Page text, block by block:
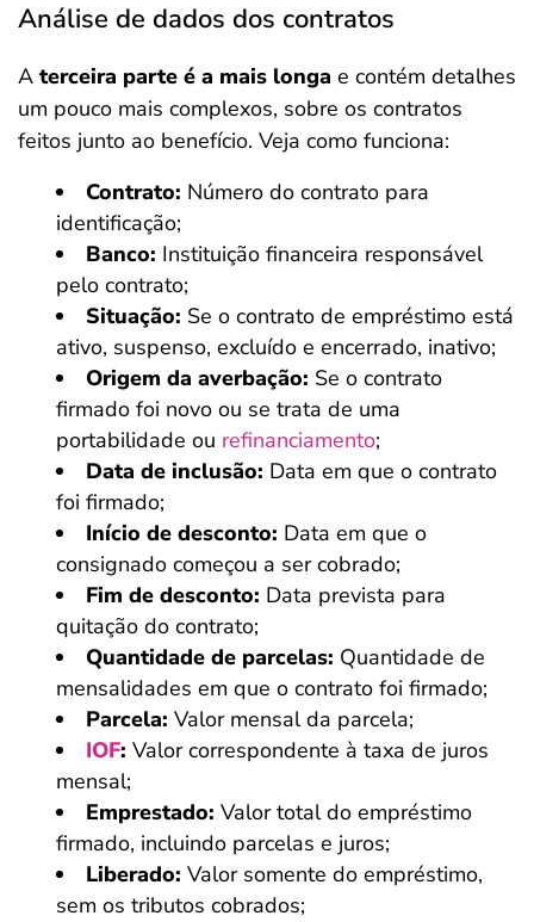
Análise de dados dos contratos
A terceira parte é a mais longa e contém detalhes
um pouco mais complexos, sobre os contratos
feitos junto ao benefício. Veja como funciona:
Contrato: Número do contrato para
identificação;
Banco: Instituição financeira responsável
pelo contrato;
Situação: Se o contrato de empréstimo está
ativo, suspenso, excluído e encerrado, inativo;
Origem da averbação: Se o contrato
firmado foi novo ou se trata de uma
portabilidade ou refinanciamento;
Data de inclusão: Data em que o contrato
foi firmado;
Início de desconto: Data em que o
consignado começou a ser cobrado;
Fim de desconto: Data prevista para
quitação do contrato;
Quantidade de parcelas: Quantidade de
mensalidades em que o contrato foi firmado;
Parcela: Valor mensal da parcela;
IOF: Valor correspondente à taxa de juros
mensal;
Emprestado: Valor total do empréstimo
firmado, incluindo parcelas e juros;
Liberado: Valor somente do empréstimo,
sem os tributos cobrados;